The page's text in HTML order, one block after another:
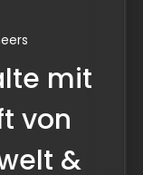
mit
von
&